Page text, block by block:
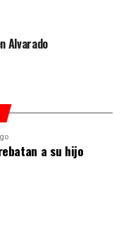
Alvarado
a su hijo